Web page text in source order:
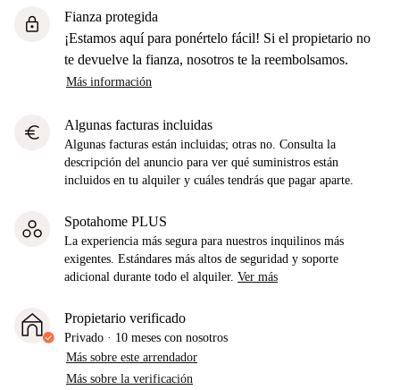
lock
Fianza protegida
¡Estamos aquí para ponértelo fácil! Si el propietario no
te devuelve la fianza, nosotros te la reembolsamos.
Más información
euro Algunas facturas incluidas
Algunas facturas están incluidas; otras no. Consulta la
descripción del anuncio para ver qué suministros están
incluidos en tu alquiler y cuáles tendrás que pagar aparte.
Spotahome PLUS
La experiencia más segura para nuestros inquilinos más
exigentes. Estándares más altos de seguridad y soporte
adicional durante todo el alquiler. Ver más
Propietario verificado
Privado · 10 meses con nosotros
Más sobre este arrendador
Más sobre la verificación